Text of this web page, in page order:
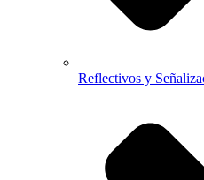
Reflectivos y